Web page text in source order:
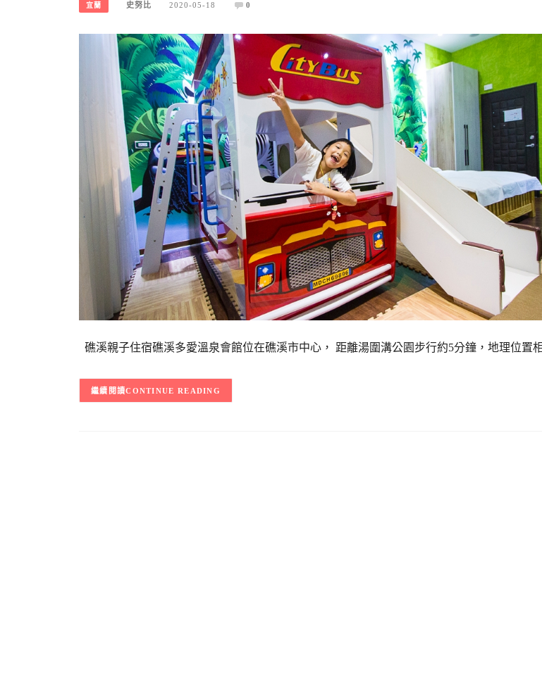
宜蘭 史努比 2020-05-18 0
礁溪親子住宿礁溪多愛溫泉會館位在礁溪市中心， 距離湯圍溝公園步行約5分鐘，地理位置
CONTINUE READING